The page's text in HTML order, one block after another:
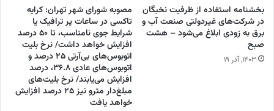
بخشنامه استفاده از ظرفیت نخبگان
در شرکت‌های غیردولتی صنعت آب و
برق به زودی ابلاغ می‌شود – هشت
صبح
۱۴۰۳, آذر ۱۹
مصوبه شورای شهر تهران: کرایه
تاکسی در ساعات پر ترافیک یا
شرایط جوی نامناسب، تا ۵۰ درصد
افزایش خواهد داشت/ نرخ بلیت
اتوبوس‌های بی‌آرتی ۲۵ درصد و
اتوبوس‌های عادی ۳۶.۸، درصد
افزایش می‌یابند/ نرخ بلیت‌های
مبلغ‌دار مترو نیز ۲۵ درصد افزایش
خواهد یافت